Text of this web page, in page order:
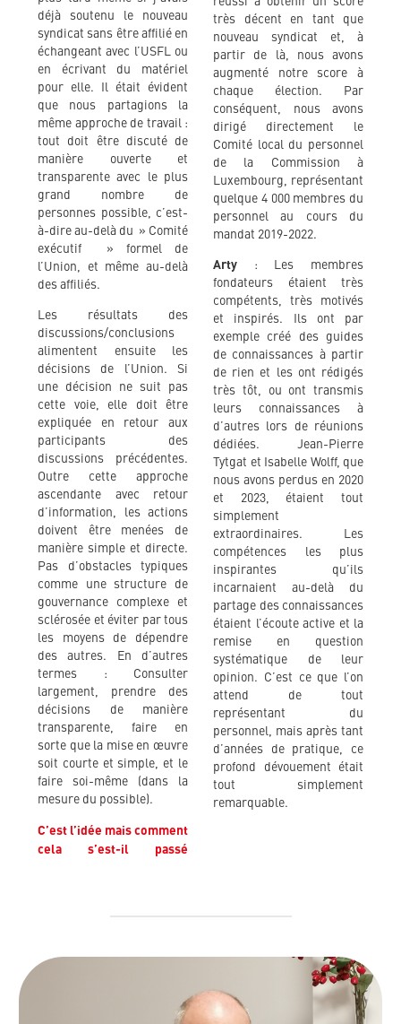
déjà soutenu le nouveau
syndicat sans être affilié en
échangeant avec l’USFL ou
en écrivant du matériel
pour elle. Il était évident
que nous partagions la
même approche de travail :
tout doit être discuté de
manière ouverte et
transparente avec le plus
grand nombre de
personnes possible, c’est-
à-dire au-delà du » Comité
exécutif » formel de
l’Union, et même au-delà
des affiliés.
Les résultats des
discussions/conclusions
alimentent ensuite les
décisions de l’Union. Si
une décision ne suit pas
cette voie, elle doit être
expliquée en retour aux
participants des
discussions précédentes.
Outre cette approche
ascendante avec retour
d’information, les actions
doivent être menées de
manière simple et directe.
Pas d’obstacles typiques
comme une structure de
gouvernance complexe et
sclérosée et éviter par tous
les moyens de dépendre
des autres. En d’autres
termes : Consulter
largement, prendre des
décisions de manière
transparente, faire en
sorte que la mise en œuvre
soit courte et simple, et le
faire soi-même (dans la
mesure du possible).
C’est l’idée mais comment
cela s’est-il passé
très décent en tant que
nouveau syndicat et, à
partir de là, nous avons
augmenté notre score à
chaque élection. Par
conséquent, nous avons
dirigé directement le
Comité local du personnel
de la Commission à
Luxembourg, représentant
quelque 4 000 membres du
personnel au cours du
mandat 2019-2022.
Arty : Les membres
fondateurs étaient très
compétents, très motivés
et inspirés. Ils ont par
exemple créé des guides
de connaissances à partir
de rien et les ont rédigés
très tôt, ou ont transmis
leurs connaissances à
d’autres lors de réunions
dédiées. Jean-Pierre
Tytgat et Isabelle Wolff, que
nous avons perdus en 2020
et 2023, étaient tout
simplement
extraordinaires. Les
compétences les plus
inspirantes qu’ils
incarnaient au-delà du
partage des connaissances
étaient l’écoute active et la
remise en question
systématique de leur
opinion. C’est ce que l’on
attend de tout
représentant du
personnel, mais après tant
d’années de pratique, ce
profond dévouement était
tout simplement
remarquable.